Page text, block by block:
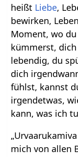
heißt Liebe,
bewirken,
Moment, wo
kümmerst,
lebendig, du
dich
fühlst, kannst
irgendetwas,
kann, was ich
mich von allen